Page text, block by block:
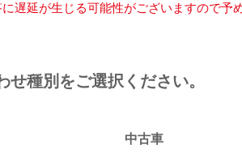
遅延が生じる可能性がございますので予
せ種別をご選択ください。
中古車